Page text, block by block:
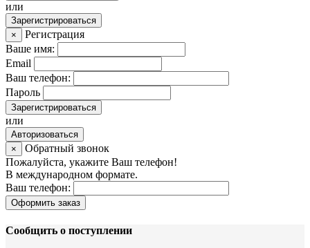
или
Зарегистрироваться
×
Регистрация
Ваше имя:
Email
Ваш телефон:
Пароль
Зарегистрироваться
или
Авторизоваться
×
Обратный звонок
Пожалуйста, укажите Ваш телефон!
В международном формате.
Ваш телефон:
Оформить заказ
Сообщить о поступлении